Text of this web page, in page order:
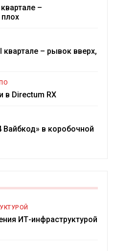
–
– рывок вверх,
в Directum RX
Вайбкод» в коробочной
ИТ-инфраструктурой